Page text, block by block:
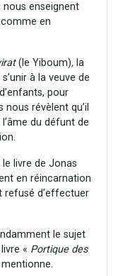
nous enseignent
en
(le Yiboum), la
à la veuve de
pour
révèlent qu’il
du défunt de
livre de Jonas
en réincarnation
refusé d’effectuer
le sujet
« Portique des